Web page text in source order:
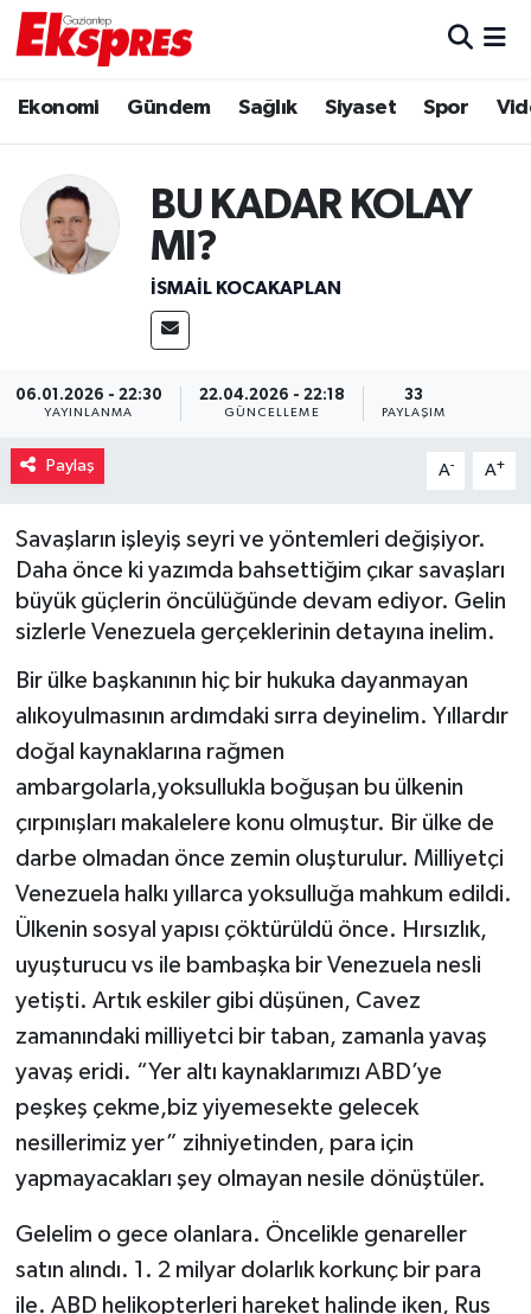
Ekonomi Gündem Sağlık Siyaset Spor
BU KADAR KOLAY
MI?
İSMAIL KOCAKAPLAN
06.01.2026 - 22:30
YAYINLANMA
22.04.2026 - 22:18
GÜNCELLEME
33
PAYLAŞIM
Paylaş A- A+
Savaşların işleyiş seyri ve yöntemleri değişiyor.
Daha önce ki yazımda bahsettiğim çıkar savaşları
büyük güçlerin öncülüğünde devam ediyor. Gelin
sizlerle Venezuela gerçeklerinin detayına inelim.
Bir ülke başkanının hiç bir hukuka dayanmayan
alıkoyulmasının ardımdaki sırra deyinelim. Yıllardır
doğal kaynaklarına rağmen
ambargolarla,yoksullukla boğuşan bu ülkenin
çırpınışları makalelere konu olmuştur. Bir ülke de
darbe olmadan önce zemin oluşturulur. Milliyetçi
Venezuela halkı yıllarca yoksulluğa mahkum edildi.
Ülkenin sosyal yapısı çöktürüldü önce. Hırsızlık,
uyuşturucu vs ile bambaşka bir Venezuela nesli
yetişti. Artık eskiler gibi düşünen, Cavez
zamanındaki milliyetci bir taban, zamanla yavaş
yavaş eridi. “Yer altı kaynaklarımızı ABD’ye
peşkeş çekme,biz yiyemesekte gelecek
nesillerimiz yer” zihniyetinden, para için
yapmayacakları şey olmayan nesile dönüştüler.
Gelelim o gece olanlara. Öncelikle genareller
satın alındı. 1. 2 milyar dolarlık korkunç bir para
ile. ABD helikopterleri hareket halinde iken, Rus
Ekonomi
Gaziantep son dakika
Genel
Haberler
Kültür Sanat
Müzik
Piyasa
Resmi İlanlar
Sağlık
Sinemalar
Spor
Teknoloji
Video Haber
Yaşam
Yeme-İçme
Yemek
Trafik Durumu
Puan Durumu ve Fikstür
Tüm Manşetler
Son Dakika Haberleri
Haber Arşivi